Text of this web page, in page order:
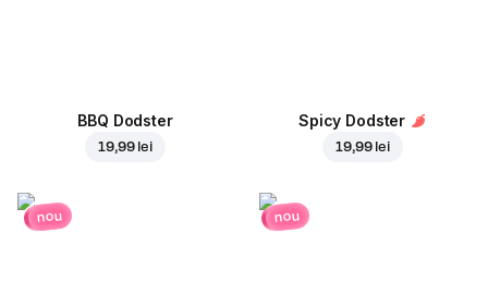
BBQ Dodster
19,99 lei
Spicy Dodster
19,99 lei
nou nou